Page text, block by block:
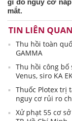
gỉ do nguy cơ
mắt.
TIN LIÊN QUAN
Thu hồi toàn
GAMMA
Thu hồi công
Venus, siro KA
Thuốc Plotex trị
nguy cơ rủi ro
Xử phạt 55 cơ